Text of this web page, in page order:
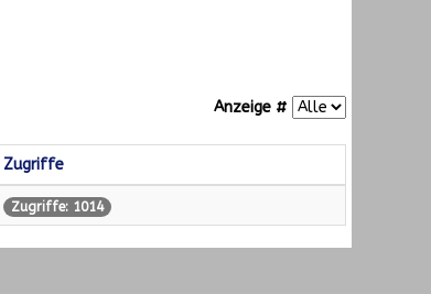
Anzeige #
Zugriffe
Zugriffe: 1014